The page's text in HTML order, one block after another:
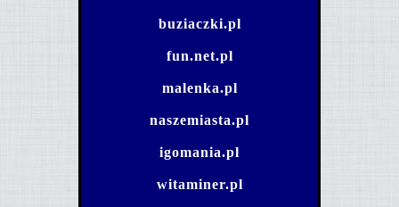
buziaczki.pl
fun.net.pl
malenka.pl
naszemiasta.pl
igomania.pl
witaminer.pl